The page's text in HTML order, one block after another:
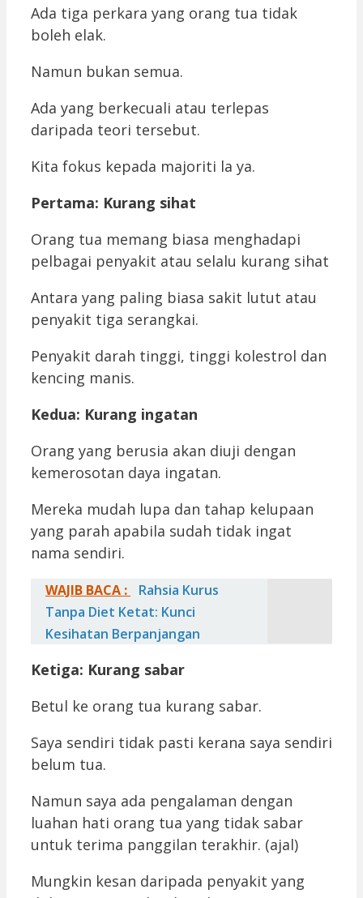
Ada tiga perkara yang orang tua tidak
boleh elak.
Namun bukan semua.
Ada yang berkecuali atau terlepas
daripada teori tersebut.
Kita fokus kepada majoriti la ya.
Pertama: Kurang sihat
Orang tua memang biasa menghadapi
pelbagai penyakit atau selalu kurang sihat
Antara yang paling biasa sakit lutut atau
penyakit tiga serangkai.
Penyakit darah tinggi, tinggi kolestrol dan
kencing manis.
Kedua: Kurang ingatan
Orang yang berusia akan diuji dengan
kemerosotan daya ingatan.
Mereka mudah lupa dan tahap kelupaan
yang parah apabila sudah tidak ingat
nama sendiri.
WAJIB BACA :
Rahsia Kurus
Tanpa Diet Ketat: Kunci
Kesihatan Berpanjangan
Ketiga: Kurang sabar
Betul ke orang tua kurang sabar.
Saya sendiri tidak pasti kerana saya sendiri
belum tua.
Namun saya ada pengalaman dengan
luahan hati orang tua yang tidak sabar
untuk terima panggilan terakhir. (ajal)
Mungkin kesan daripada penyakit yang